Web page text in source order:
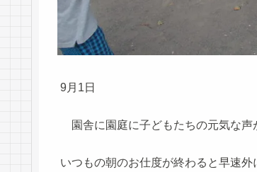
9月1日
園舎に園庭に子どもたちの元気な声
いつもの朝のお仕度が終わると早速外